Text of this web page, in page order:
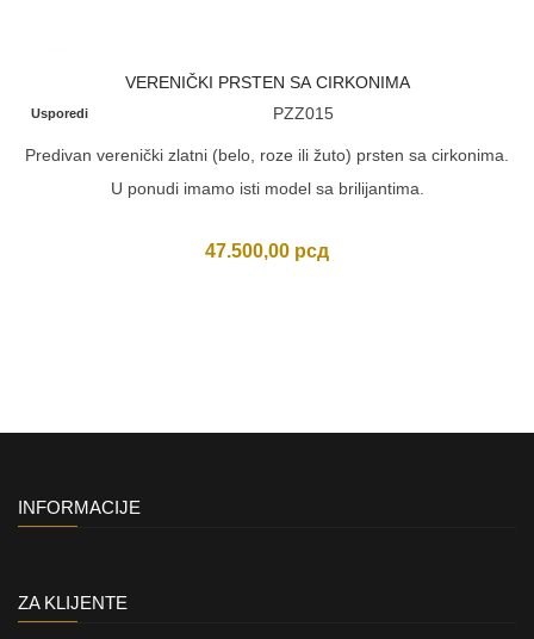
VERENIČKI PRSTEN SA CIRKONIMA
Usporedi PZZ015
Predivan verenički zlatni (belo, roze ili žuto) prsten sa cirkonima.
U ponudi imamo isti model sa brilijantima.
47.500,00 рсд
INFORMACIJE
ZA KLIJENTE